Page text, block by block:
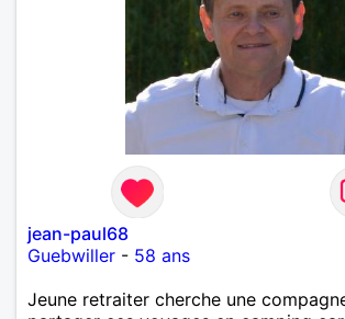
jean-paul68
Guebwiller - 58 ans
Jeune retraiter cherche une